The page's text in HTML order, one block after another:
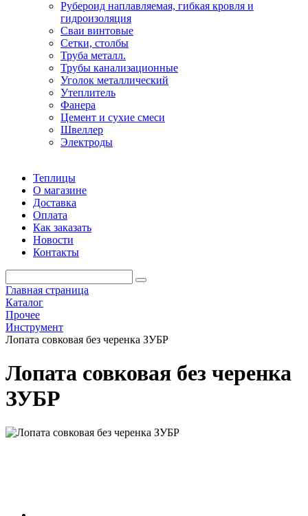
Рубероид наплавляемая, гибкая кровля и
гидроизоляция
Сваи винтовые
Сетки, столбы
Труба металл.
Трубы канализационные
Уголок металлический
Утеплитель
Фанера
Цемент и сухие смеси
Швеллер
Электроды
Теплицы
О магазине
Доставка
Оплата
Как заказать
Новости
Контакты
Главная страница
Каталог
Прочее
Инструмент
Лопата совковая без черенка ЗУБР
Лопата совковая без черенка
ЗУБР